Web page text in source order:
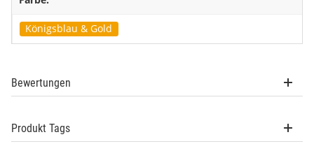
Königsblau & Gold
Bewertungen
Produkt Tags